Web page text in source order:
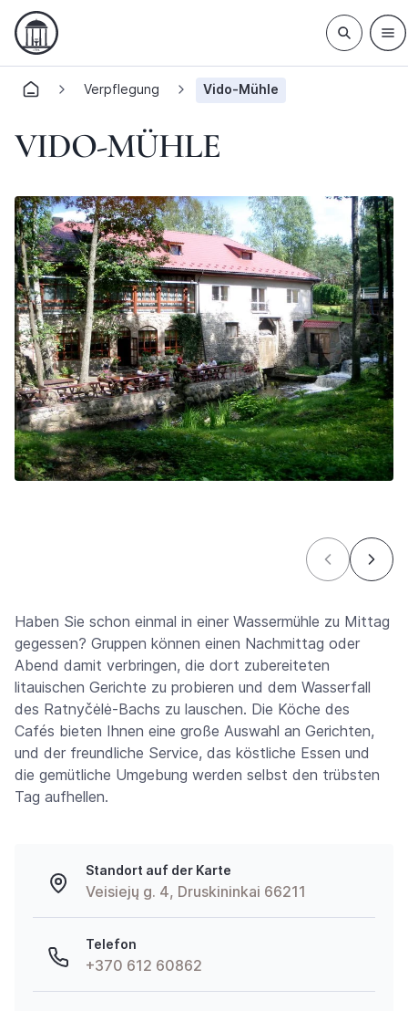
Verpflegung Vido-Mühle
VIDO-MÜHLE
Haben Sie schon einmal in einer Wassermühle zu Mittag
gegessen? Gruppen können einen Nachmittag oder
Abend damit verbringen, die dort zubereiteten
litauischen Gerichte zu probieren und dem Wasserfall
des Ratnyčėlė-Bachs zu lauschen. Die Köche des
Cafés bieten Ihnen eine große Auswahl an Gerichten,
und der freundliche Service, das köstliche Essen und
die gemütliche Umgebung werden selbst den trübsten
Tag aufhellen.
Standort auf der Karte
Veisiejų g. 4, Druskininkai 66211
Telefon
+370 612 60862